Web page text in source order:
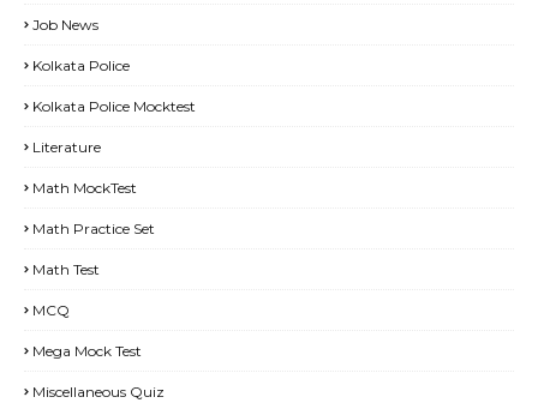
Job News
Kolkata Police
Kolkata Police Mocktest
Literature
Math MockTest
Math Practice Set
Math Test
MCQ
Mega Mock Test
Miscellaneous Quiz